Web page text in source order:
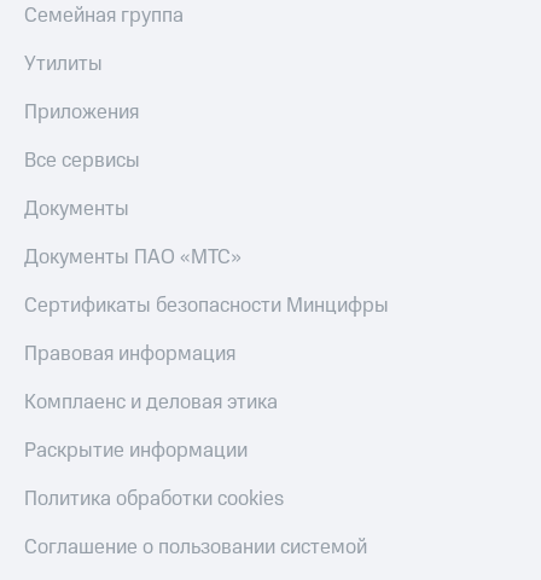
Семейная группа
Утилиты
Приложения
Все сервисы
Документы
Документы ПАО «МТС»
Сертификаты безопасности Минцифры
Правовая информация
Комплаенс и деловая этика
Раскрытие информации
Политика обработки cookies
Соглашение о пользовании системой